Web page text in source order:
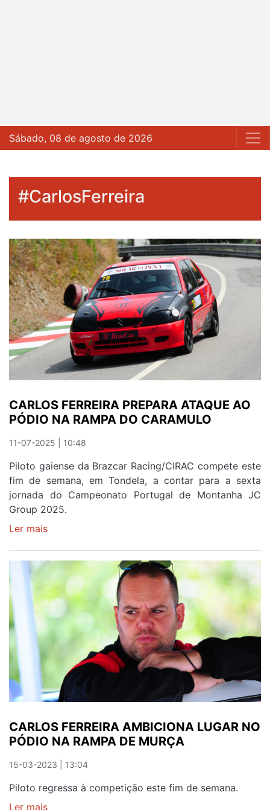
Sábado, 08 de agosto de 2026
#CarlosFerreira
CARLOS FERREIRA PREPARA ATAQUE AO
PÓDIO NA RAMPA DO CARAMULO
11-07-2025 | 10:48
Piloto gaiense da Brazcar Racing/CIRAC compete este
fim de semana, em Tondela, a contar para a sexta
jornada do Campeonato Portugal de Montanha JC
Group 2025.
Ler mais
PREPARA
ATAQUE
AO
PÓDIO
NA
RAMPA
CARAMULO
CARLOS FERREIRA AMBICIONA LUGAR NO
PÓDIO NA RAMPA DE MURÇA
15-03-2023 | 13:04
Piloto regressa à competição este fim de semana.
Ler mais